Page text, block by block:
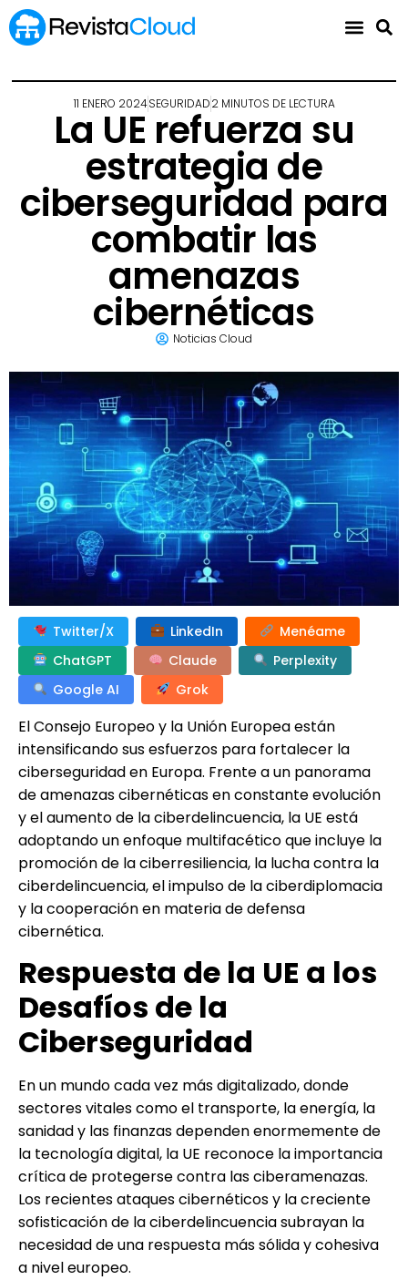
11 ENERO 2024SEGURIDAD2 MINUTOS DE LECTURA
La UE refuerza su
estrategia de
ciberseguridad para
combatir las
amenazas
cibernéticas
Noticias Cloud
Twitter/X LinkedIn
Menéame
ChatGPT
Claude
Perplexity
Google AI
Grok
El Consejo Europeo y la Unión Europea están
intensificando sus esfuerzos para fortalecer la
ciberseguridad en Europa. Frente a un panorama
de amenazas cibernéticas en constante evolución
y el aumento de la ciberdelincuencia, la UE está
adoptando un enfoque multifacético que incluye la
promoción de la ciberresiliencia, la lucha contra la
ciberdelincuencia, el impulso de la ciberdiplomacia
y la cooperación en materia de defensa
cibernética.
Respuesta de la UE a los
Desafíos de la
Ciberseguridad
En un mundo cada vez más digitalizado, donde
sectores vitales como el transporte, la energía, la
sanidad y las finanzas dependen enormemente de
la tecnología digital, la UE reconoce la importancia
crítica de protegerse contra las ciberamenazas.
Los recientes ataques cibernéticos y la creciente
sofisticación de la ciberdelincuencia subrayan la
necesidad de una respuesta más sólida y cohesiva
a nivel europeo.